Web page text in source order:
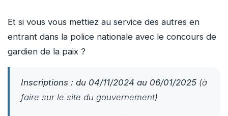
Et si vous vous mettiez au service des autres en
entrant dans la police nationale avec le concours de
gardien de la paix ?
Inscriptions : du 04/11/2024 au 06/01/2025 (à
faire sur le site du gouvernement)